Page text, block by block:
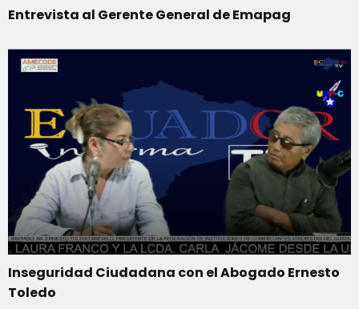
Entrevista al Gerente General de Emapag
Inseguridad Ciudadana con el Abogado Ernesto
Toledo